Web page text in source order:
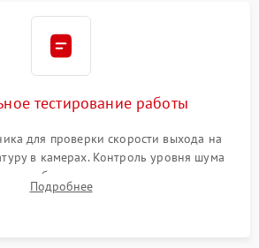
тестирование работы
для проверки скорости выхода на
в камерах. Контроль уровня шума
обмерзания стенок и корректного
системы автоматической оттайки.
Подробнее